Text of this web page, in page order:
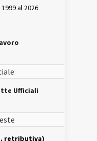
al 2026
Ufficiali
retributiva)